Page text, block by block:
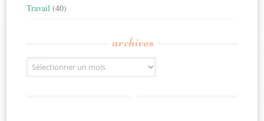
Travail (40)
archives
Archives